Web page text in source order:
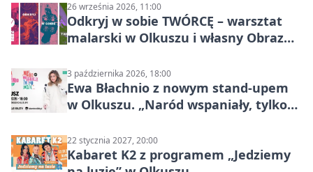
26 września 2026, 11:00
Odkryj w sobie TWÓRCĘ – warsztat
malarski w Olkuszu i własny Obraz
3 października 2026, 18:00
Ewa Błachnio z nowym stand-upem
w Olkuszu. „Naród wspaniały, tylko
22 stycznia 2027, 20:00
Kabaret K2 z programem „Jedziemy